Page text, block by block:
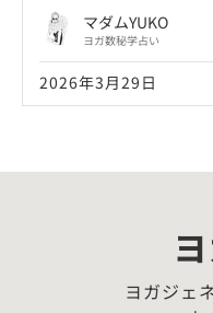
マダムYUKO
ヨガ数秘学占い
2026年3月29日
ヨガジェ